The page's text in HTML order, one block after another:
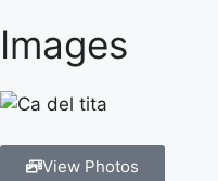
Images
View Photos